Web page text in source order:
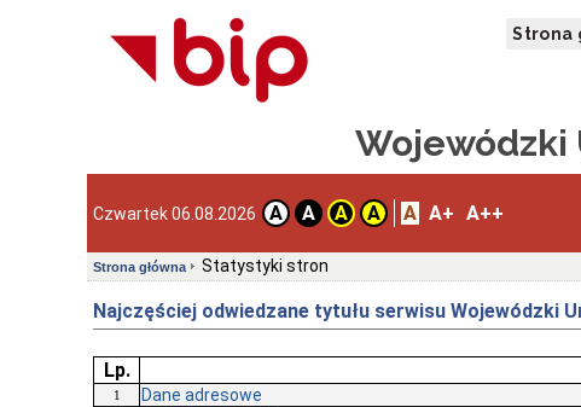
Strona
Wojewódzki
Czwartek 06.08.2026 A A A A A A+ A++
Strona główna Statystyki stron
Najczęściej odwiedzane tytułu serwisu Wojewódzki
Lp.
1 Dane adresowe